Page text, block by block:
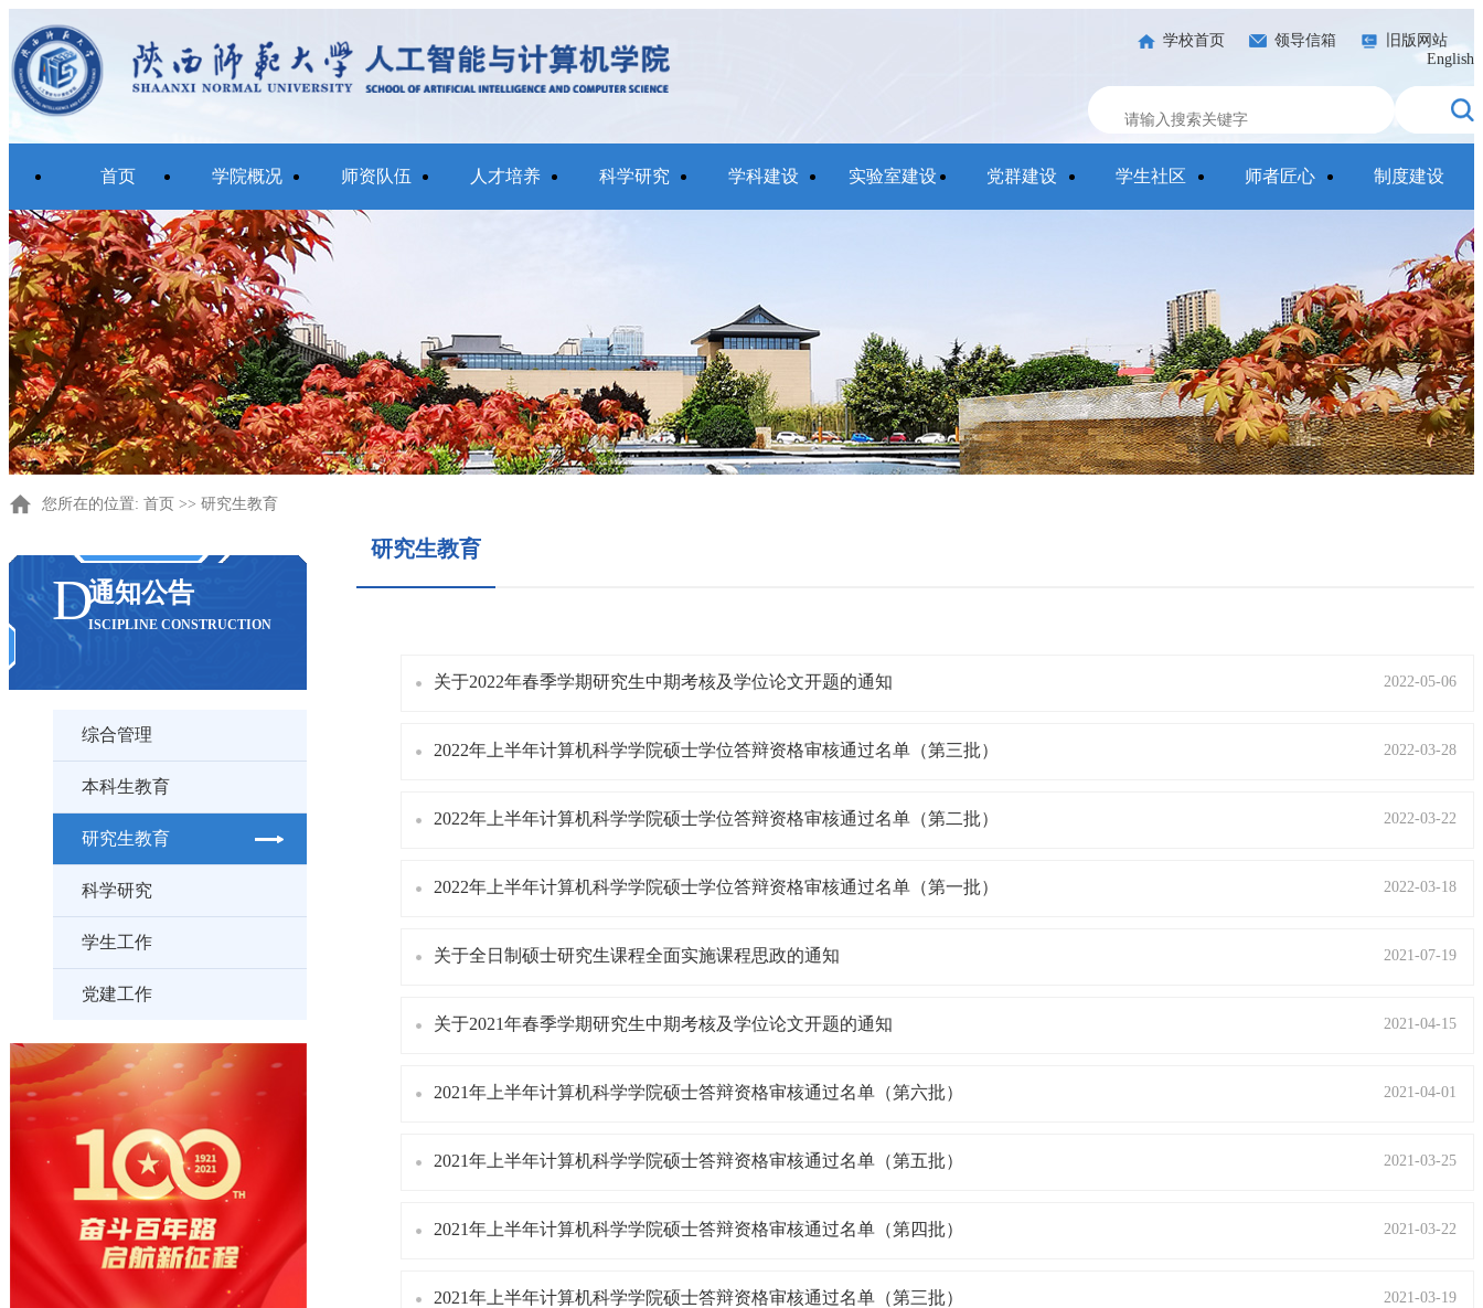
学校首页 领导信箱
旧版网站
English
应用维护中！
首页 学院概况 师资队伍 人才培养 科学研究 学科建设 实验室建设 党群建设 学生社区 师者匠心 制度建设
您所在的位置: 首页 >> 研究生教育
通知公告
ISCIPLINE CONSTRUCTION
D
综合管理
本科生教育
研究生教育
科学研究
学生工作
党建工作
研究生教育
关于2022年春季学期研究生中期考核及学位论文开题的通知 2022-05-06
2022年上半年计算机科学学院硕士学位答辩资格审核通过名单（第三批） 2022-03-28
2022年上半年计算机科学学院硕士学位答辩资格审核通过名单（第二批） 2022-03-22
2022年上半年计算机科学学院硕士学位答辩资格审核通过名单（第一批） 2022-03-18
关于全日制硕士研究生课程全面实施课程思政的通知 2021-07-19
关于2021年春季学期研究生中期考核及学位论文开题的通知 2021-04-15
2021年上半年计算机科学学院硕士答辩资格审核通过名单（第六批） 2021-04-01
2021年上半年计算机科学学院硕士答辩资格审核通过名单（第五批） 2021-03-25
2021年上半年计算机科学学院硕士答辩资格审核通过名单（第四批） 2021-03-22
2021年上半年计算机科学学院硕士答辩资格审核通过名单（第三批） 2021-03-19